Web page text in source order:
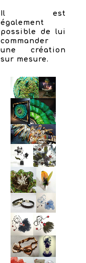
Il est
également
possible de lui
commander
une création
sur mesure.